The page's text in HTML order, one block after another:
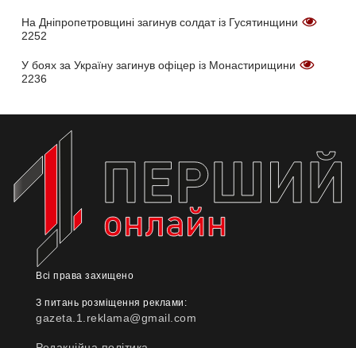
На Дніпропетровщині загинув солдат із Гусятинщини
2252
У боях за Україну загинув офіцер із Монастирищини
2236
Всі права захищено
З питань розміщення реклами:
gazeta.1.reklama@gmail.com